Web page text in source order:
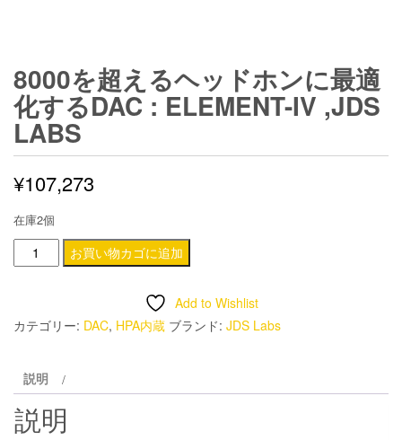
8000を超えるヘッドホンに最適
化するDAC : ELEMENT-IV ,JDS
LABS
¥107,273
在庫2個
8000
を
ッ
ド
ホ
お買い物カゴに追加
Add to Wishlist
カテゴリー: DAC, HPA内蔵 ブランド: JDS Labs
説明
説明